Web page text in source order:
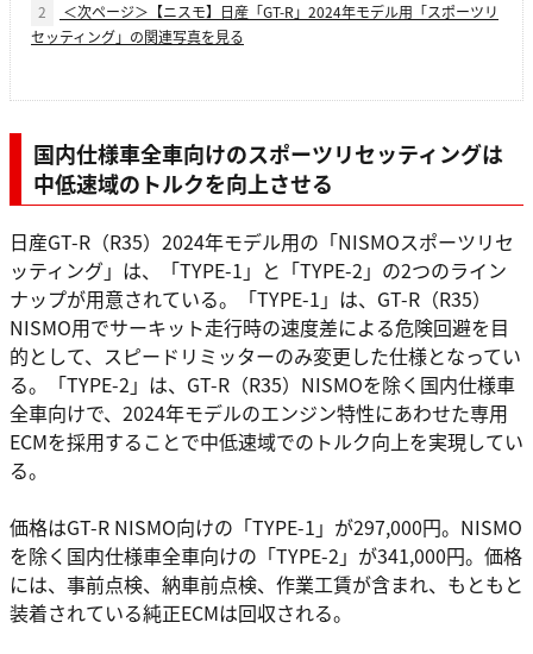
2
＜次ページ＞【ニスモ】日産「GT-R」2024年モデル用「スポーツリ
セッティング」の関連写真を見る
国内仕様車全車向けのスポーツリセッティングは
中低速域のトルクを向上させる
日産GT-R（R35）2024年モデル用の「NISMOスポーツリセ
ッティング」は、「TYPE-1」と「TYPE-2」の2つのライン
ナップが用意されている。「TYPE-1」は、GT-R（R35）
NISMO用でサーキット走行時の速度差による危険回避を目
的として、スピードリミッターのみ変更した仕様となってい
る。「TYPE-2」は、GT-R（R35）NISMOを除く国内仕様車
全車向けで、2024年モデルのエンジン特性にあわせた専用
ECMを採用することで中低速域でのトルク向上を実現してい
る。
価格はGT-R NISMO向けの「TYPE-1」が297,000円。NISMO
を除く国内仕様車全車向けの「TYPE-2」が341,000円。価格
には、事前点検、納車前点検、作業工賃が含まれ、もともと
装着されている純正ECMは回収される。